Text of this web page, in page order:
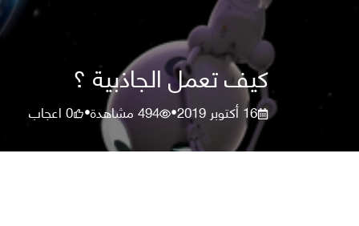
كيف تعمل الجاذبية ؟
16 أكتوبر 2019 •
494مشاهدة•
0اعجاب